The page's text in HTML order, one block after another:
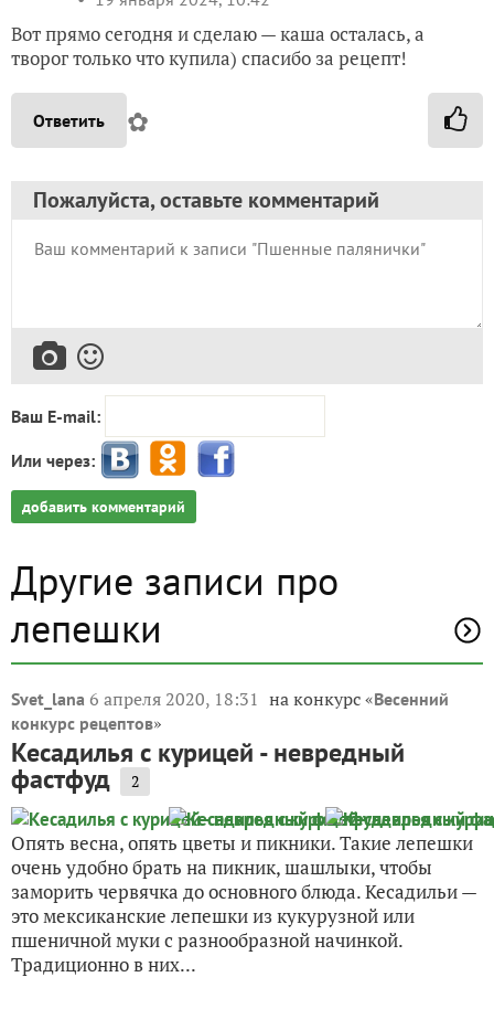
Вот прямо сегодня и сделаю — каша осталась, а
творог только что купила) спасибо за рецепт!
Ответить ✿
Пожалуйста, оставьте комментарий
Ваш E-mail:
Или через:
добавить комментарий
Другие записи про
лепешки
Svet_lana 6 апреля 2020, 18:31 на конкурс «Весенний
конкурс рецептов»
Кесадилья с курицей - невредный
фастфуд 2
Опять весна, опять цветы и пикники. Такие лепешки
очень удобно брать на пикник, шашлыки, чтобы
заморить червячка до основного блюда. Кесадильи —
это мексиканские лепешки из кукурузной или
пшеничной муки с разнообразной начинкой.
Традиционно в них...